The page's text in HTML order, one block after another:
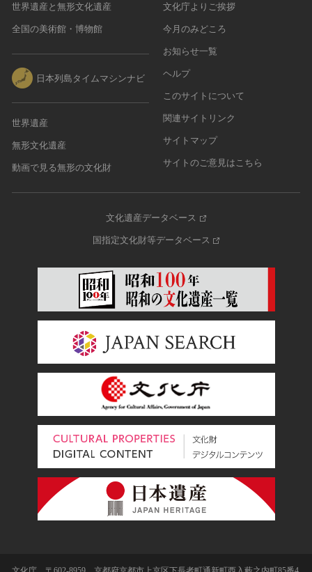
世界遺産と無形文化遺産
全国の美術館・博物館
日本列島タイムマシンナビ
世界遺産
無形文化遺産
動画で見る無形の文化財
文化庁よりご挨拶
今月のみどころ
お知らせ一覧
ヘルプ
このサイトについて
関連サイトリンク
サイトマップ
サイトのご意見はこちら
文化遺産データベース
国指定文化財等データベース